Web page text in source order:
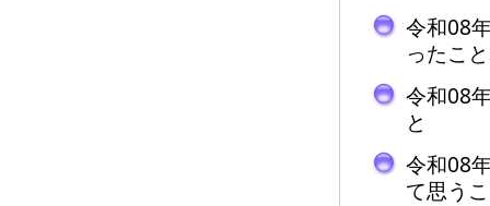
令和08
ったこと
令和08
と
令和08
て思う